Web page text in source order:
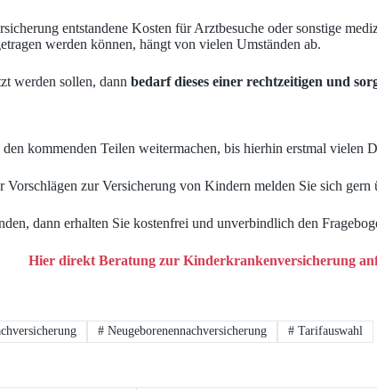
entstandene Kosten für Arztbesuche oder sonstige
werden können, hängt von vielen Umständen ab.
werden sollen, dann bedarf dieses einer rechtzeitigen und
kommenden Teilen weitermachen, bis hierhin erstmal vielen
zur Versicherung von Kindern melden Sie sich gern
dann erhalten Sie kostenfrei und unverbindlich den
Hier direkt Beratung zur Kinderkrankenversicherung
# Neugeborenennachversicherung # Tarifauswahl